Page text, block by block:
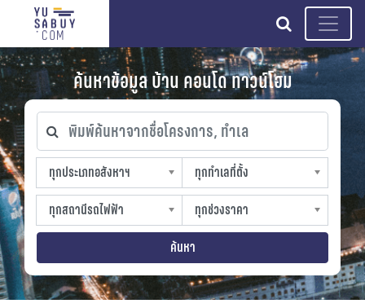
search
ค้นหาข้อมูล บ้าน คอนโด ทาวน์โฮม
พิมพ์ค้นหาจากชื่อโครงการ, ทำเล
ทุกประเภทอสังหาฯ
ทุกประเภทอสังหาฯ
sproperty
ทุกทำเลที่ตั้ง
ทุกทำเลที่ตั้ง
slocation
ทุกสถานีรถไฟฟ้า
ทุกสถานีรถไฟฟ้า
strain-station
ทุกช่วงราคา
ทุกช่วงราคา
sprice
ค้นหา